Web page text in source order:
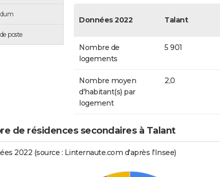
poste
Données 2022 Talant
Nombre de
logements
5 901
Nombre moyen
d'habitant(s) par
logement
2,0
de résidences secondaires à Talant
2022 (source : Linternaute.com d'après l'Insee)